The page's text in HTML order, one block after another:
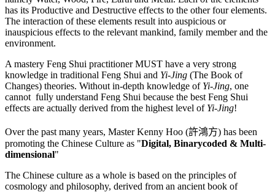
has its Productive and Destructive effects to the other four elements.
The interaction of these elements result into auspicious or
inauspicious effects to the relevant mankind, family member and the
environment.
A mastery Feng Shui practitioner MUST have a very strong
knowledge in traditional Feng Shui and Yi-Jing (The Book of
Changes) theories. Without in-depth knowledge of Yi-Jing, one
cannot fully understand Feng Shui because the best Feng Shui
effects are actually derived from the highest level of Yi-Jing!
Over the past many years, Master Kenny Hoo (許鴻方) has been
promoting the Chinese Culture as "Digital, Binarycoded & Multi-
dimensional"
The Chinese culture as a whole is based on the principles of
cosmology and philosophy, derived from an ancient book of